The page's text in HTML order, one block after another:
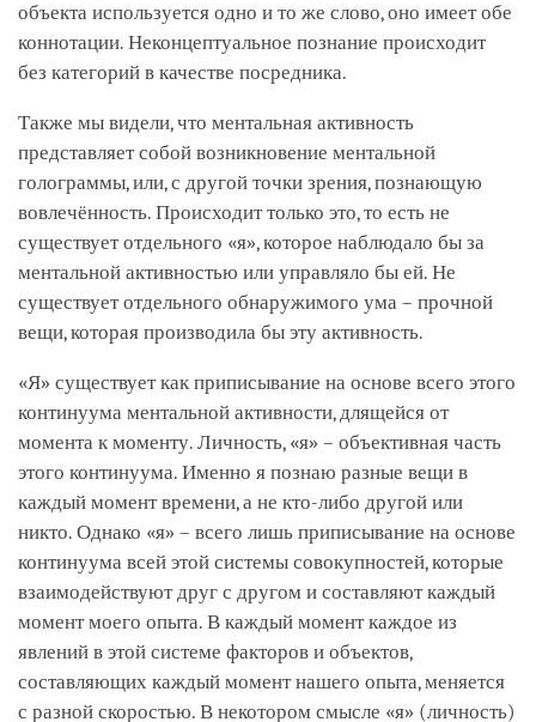
объекта используется одно и то же слово, оно имеет обе
коннотации. Неконцептуальное познание происходит
без категорий в качестве посредника.
Также мы видели, что ментальная активность
представляет собой возникновение ментальной
голограммы, или, с другой точки зрения, познающую
вовлечённость. Происходит только это, то есть не
существует отдельного «я», которое наблюдало бы за
ментальной активностью или управляло бы ей. Не
существует отдельного обнаружимого ума – прочной
вещи, которая производила бы эту активность.
«Я» существует как приписывание на основе всего этого
континуума ментальной активности, длящейся от
момента к моменту. Личность, «я» – объективная часть
этого континуума. Именно я познаю разные вещи в
каждый момент времени, а не кто-либо другой или
никто. Однако «я» – всего лишь приписывание на основе
континуума всей этой системы совокупностей, которые
взаимодействуют друг с другом и составляют каждый
момент моего опыта. В каждый момент каждое из
явлений в этой системе факторов и объектов,
составляющих каждый момент нашего опыта, меняется
с разной скоростью. В некотором смысле «я» (личность)